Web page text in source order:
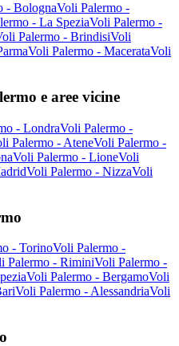
- BolognaVoli Palermo -
- La SpeziaVoli Palermo -
Palermo - BrindisiVoli
Voli Palermo - MacerataVoli
e aree vicine
- LondraVoli Palermo -
Palermo - AteneVoli Palermo -
Voli Palermo - LioneVoli
Voli Palermo - NizzaVoli
- TorinoVoli Palermo -
Palermo - RiminiVoli Palermo -
Voli Palermo - BergamoVoli
Voli Palermo - AlessandriaVoli